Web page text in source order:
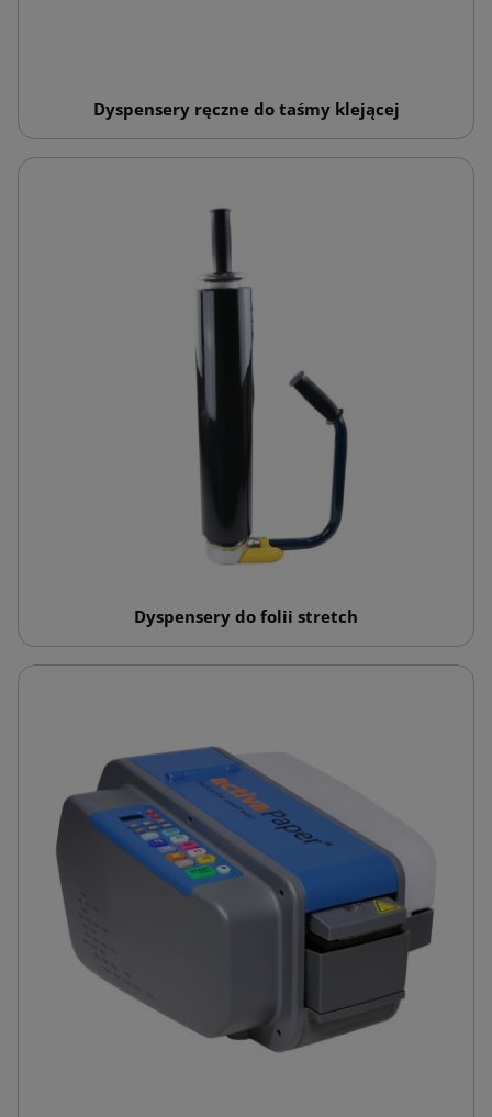
Dyspensery ręczne do taśmy klejącej
Dyspensery do folii stretch